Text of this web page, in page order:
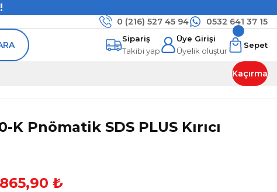
0 (216) 527 45 94 0532 641 37 15
Sipariş
Takibi yap
Üye Girişi
Üyelik oluştur
Sepet
Kaçırma
K Pnömatik SDS PLUS Kırıcı
₺